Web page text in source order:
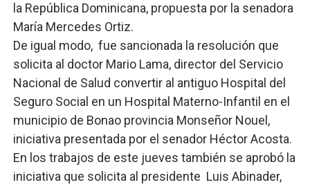
la República Dominicana, propuesta por la senadora
María Mercedes Ortiz.
De igual modo, fue sancionada la resolución que
solicita al doctor Mario Lama, director del Servicio
Nacional de Salud convertir al antiguo Hospital del
Seguro Social en un Hospital Materno-Infantil en el
municipio de Bonao provincia Monseñor Nouel,
iniciativa presentada por el senador Héctor Acosta.
En los trabajos de este jueves también se aprobó la
iniciativa que solicita al presidente Luis Abinader,